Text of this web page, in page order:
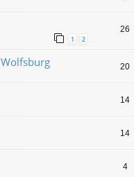
1 2
26
20
14
14
4